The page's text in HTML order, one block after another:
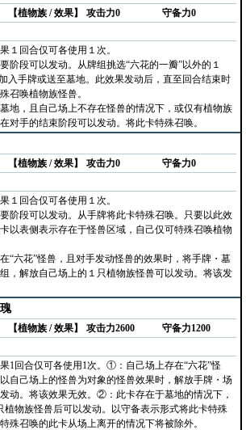
【植物族 / 效果】
攻击力0 守备力0
回合仅可各使用１次。
阶段可以发动。从牌组挑选“六花的一瓣”以外的１
入手牌或送至墓地。此效果发动后，直至回合结束时
召唤植物族怪兽。
地，且自己场上不存在怪兽的情况下，或仅有植物族
对手的结束阶段可以发动。将此卡特殊召唤。
【植物族 / 效果】
攻击力0 守备力0
回合仅可各使用１次。
阶段可以发动。从手牌将此卡特殊召唤。只要以此效
以表侧表示存在于怪兽区域，自己仅可特殊召唤植物
“六花”怪兽，且对手发动怪兽的效果时，将手牌・墓
，解放自己场上的１只植物族怪兽可以发动。将该发
【植物族 / 效果】
攻击力2600 守备力1200
1回合仅可各使用1次。①：自己场上存在“六花”怪
自己场上的怪兽为对象的怪兽效果时，解放手牌・场
动。将该效果无效。②：此卡存在于墓地的情况下，
植物族怪兽后可以发动。以守备表示形式将此卡特殊
殊召唤的此卡从场上离开的情况下将被除外。